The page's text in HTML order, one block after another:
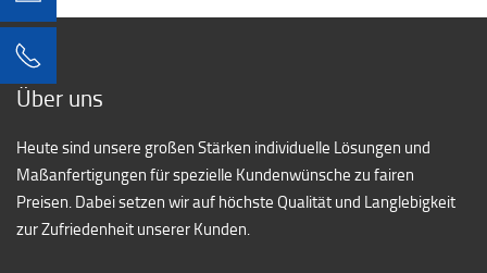
Über uns
Heute sind unsere großen Stärken individuelle Lösungen und
Maßanfertigungen für spezielle Kundenwünsche zu fairen
Preisen. Dabei setzen wir auf höchste Qualität und Langlebigkeit
zur Zufriedenheit unserer Kunden.